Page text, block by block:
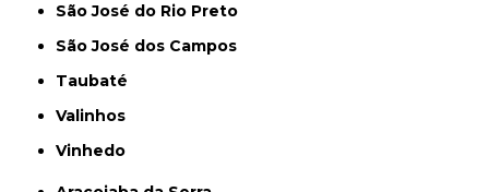
São José do Rio Preto
São José dos Campos
Taubaté
Valinhos
Vinhedo